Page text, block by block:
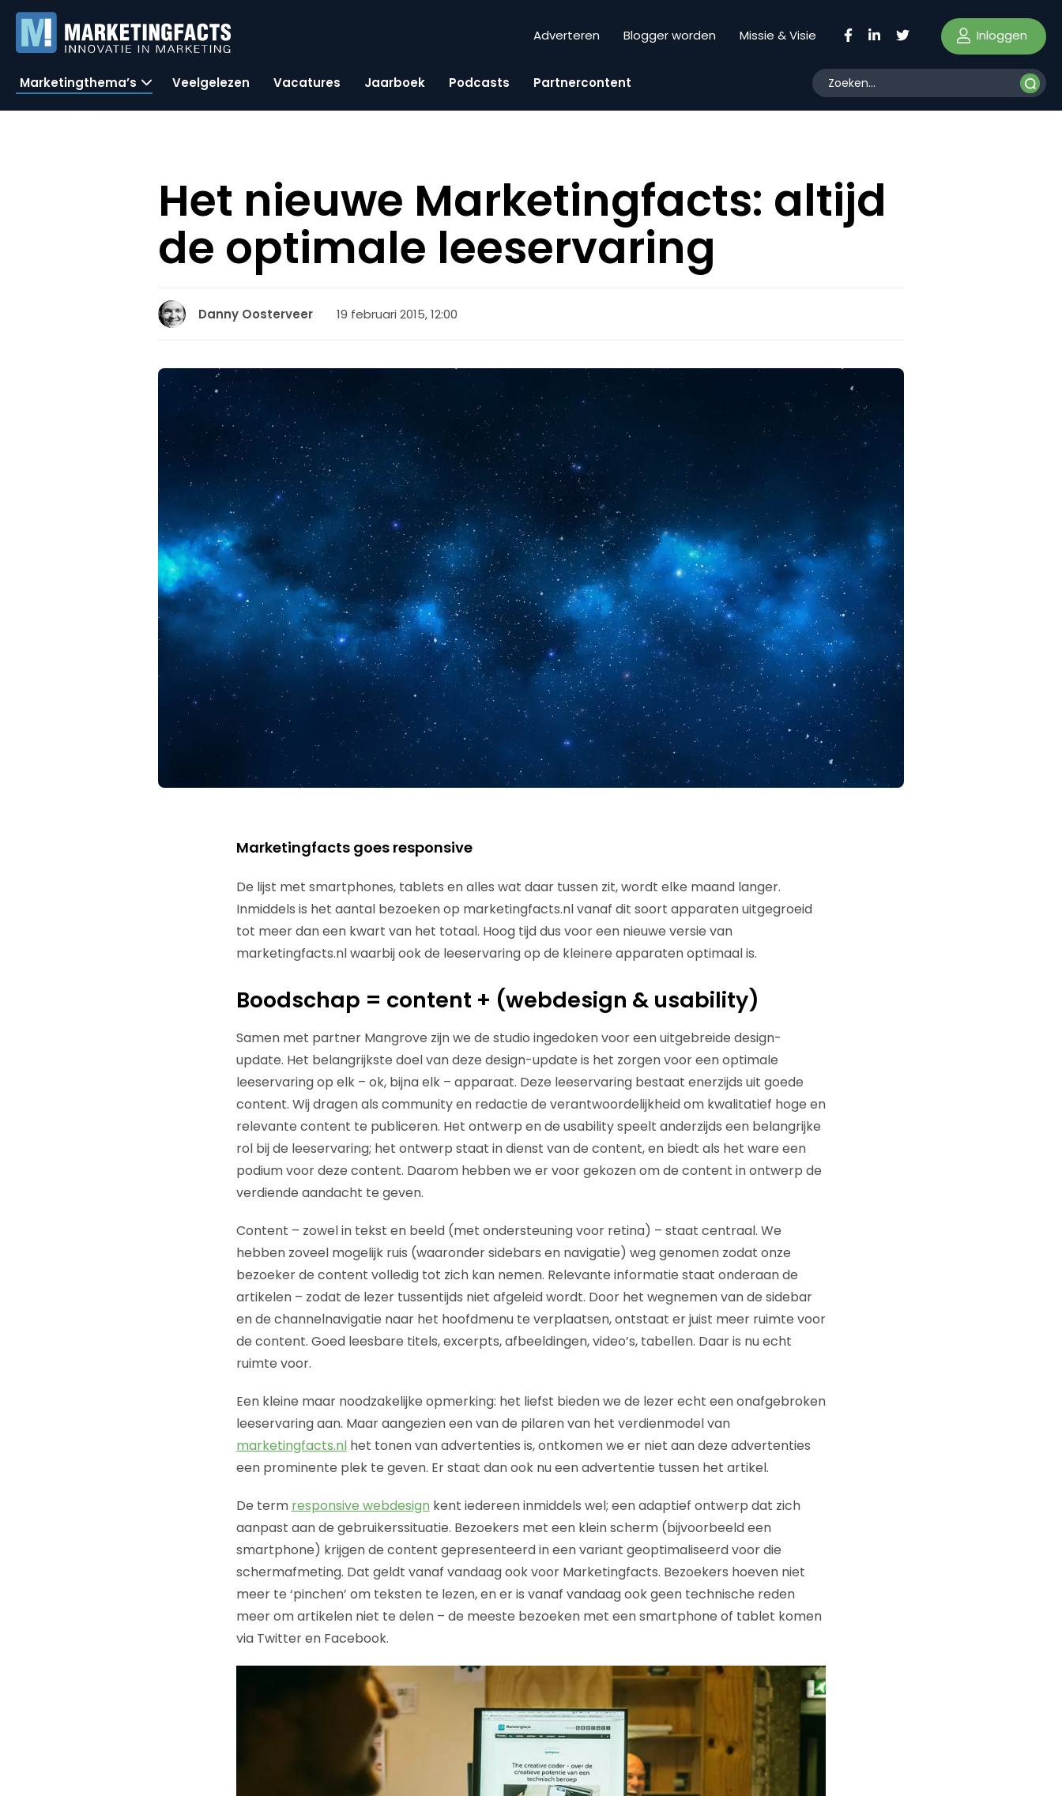
Adverteren Blogger worden Missie & Visie Inloggen
Marketingthema’s Veelgelezen Vacatures Jaarboek Podcasts Partnercontent
Het nieuwe Marketingfacts: altijd
de optimale leeservaring
Danny Oosterveer 19 februari 2015, 12:00
Marketingfacts goes responsive
De lijst met smartphones, tablets en alles wat daar tussen zit, wordt elke maand langer.
Inmiddels is het aantal bezoeken op marketingfacts.nl vanaf dit soort apparaten uitgegroeid
tot meer dan een kwart van het totaal. Hoog tijd dus voor een nieuwe versie van
marketingfacts.nl waarbij ook de leeservaring op de kleinere apparaten optimaal is.
Boodschap = content + (webdesign & usability)
Samen met partner Mangrove zijn we de studio ingedoken voor een uitgebreide design-
update. Het belangrijkste doel van deze design-update is het zorgen voor een optimale
leeservaring op elk – ok, bijna elk – apparaat. Deze leeservaring bestaat enerzijds uit goede
content. Wij dragen als community en redactie de verantwoordelijkheid om kwalitatief hoge en
relevante content te publiceren. Het ontwerp en de usability speelt anderzijds een belangrijke
rol bij de leeservaring; het ontwerp staat in dienst van de content, en biedt als het ware een
podium voor deze content. Daarom hebben we er voor gekozen om de content in ontwerp de
verdiende aandacht te geven.
Content – zowel in tekst en beeld (met ondersteuning voor retina) – staat centraal. We
hebben zoveel mogelijk ruis (waaronder sidebars en navigatie) weg genomen zodat onze
bezoeker de content volledig tot zich kan nemen. Relevante informatie staat onderaan de
artikelen – zodat de lezer tussentijds niet afgeleid wordt. Door het wegnemen van de sidebar
en de channelnavigatie naar het hoofdmenu te verplaatsen, ontstaat er juist meer ruimte voor
de content. Goed leesbare titels, excerpts, afbeeldingen, video’s, tabellen. Daar is nu echt
ruimte voor.
Een kleine maar noodzakelijke opmerking: het liefst bieden we de lezer echt een onafgebroken
leeservaring aan. Maar aangezien een van de pilaren van het verdienmodel van
marketingfacts.nlhet tonen van advertenties is, ontkomen we er niet aan deze advertenties
een prominente plek te geven. Er staat dan ook nu een advertentie tussen het artikel.
De term responsive webdesign kent iedereen inmiddels wel; een adaptief ontwerp dat zich
aanpast aan de gebruikerssituatie. Bezoekers met een klein scherm (bijvoorbeeld een
smartphone) krijgen de content gepresenteerd in een variant geoptimaliseerd voor die
schermafmeting. Dat geldt vanaf vandaag ook voor Marketingfacts. Bezoekers hoeven niet
meer te ‘pinchen’ om teksten te lezen, en er is vanaf vandaag ook geen technische reden
meer om artikelen niet te delen – de meeste bezoeken met een smartphone of tablet komen
via Twitter en Facebook.